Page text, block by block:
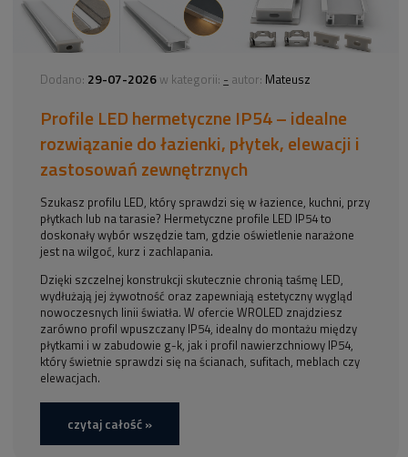
Dodano: 29-07-2026 w kategorii: - autor: Mateusz
Profile LED hermetyczne IP54 – idealne
rozwiązanie do łazienki, płytek, elewacji i
zastosowań zewnętrznych
Szukasz profilu LED, który sprawdzi się w łazience, kuchni, przy
płytkach lub na tarasie? Hermetyczne profile LED IP54 to
doskonały wybór wszędzie tam, gdzie oświetlenie narażone
jest na wilgoć, kurz i zachlapania.
Dzięki szczelnej konstrukcji skutecznie chronią taśmę LED,
wydłużają jej żywotność oraz zapewniają estetyczny wygląd
nowoczesnych linii światła. W ofercie WROLED znajdziesz
zarówno profil wpuszczany IP54, idealny do montażu między
płytkami i w zabudowie g-k, jak i profil nawierzchniowy IP54,
który świetnie sprawdzi się na ścianach, sufitach, meblach czy
elewacjach.
czytaj całość »